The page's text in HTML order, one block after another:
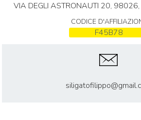
VIA DEGLI ASTRONAUTI 20, 98026,
CODICE
F45B78